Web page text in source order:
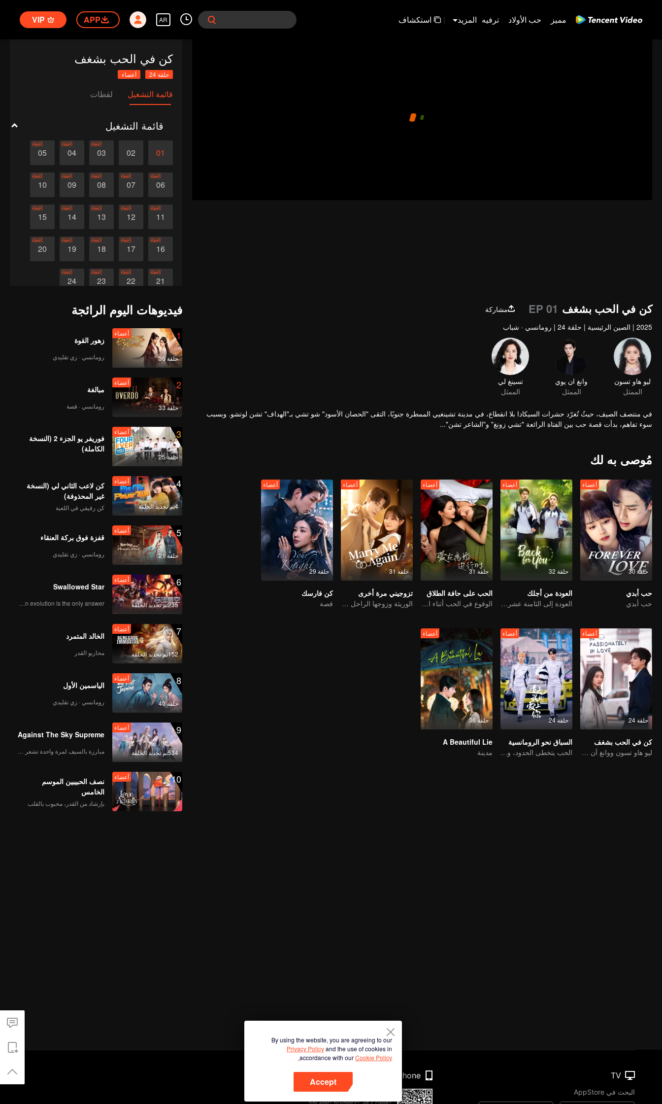
مميز حب الأولاد ترفيه المزيد | استكشاف AR
APP
VIP
كن في الحب بشغف
حلقة 24 أعضاء
قائمة التشغيل لقطات
قائمة التشغيل
01
02
03
أعضاء
04
أعضاء
05
أعضاء
06
أعضاء
07
أعضاء
08
أعضاء
09
أعضاء
10
أعضاء
11
أعضاء
12
أعضاء
13
أعضاء
14
أعضاء
15
أعضاء
16
أعضاء
17
أعضاء
18
أعضاء
19
أعضاء
20
أعضاء
21
أعضاء
22
أعضاء
23
أعضاء
24
أعضاء
كن في الحب بشغف EP 01
مشاركة
2025
| الصين الرئيسية | حلقة 24 | رومانسي · شباب
ليو هاو تسون
الممثل
وانغ ان يوي
الممثل
تسينغ لي
الممثل
في منتصف الصيف، حيثُ تُغرّد حشرات السيكادا بلا انقطاع، في مدينة تشينغيي الممطرة جنوبًا، التقى "الحصان الأسود" شو تشي بـ"الهداف" تشن لوتشو. وبسبب
سوء تفاهم، بدأت قصة حب بين الفتاة الرائعة "تشي زونغ" و"الشاعر تشن"...
مُوصى به لك
حلقة 30
أعضاء
حب أبدي
حب أبدي
حلقة 32
أعضاء
العودة من أجلك
العودة إلى الثامنة عشر، لإنقاذ ضوء قمره الأبيض
حلقة 31
أعضاء
الحب على حافة الطلاق
الوقوع في الحب أثناء الطلاق
حلقة 31
أعضاء
تزوجيني مرة أخرى
الوريثة وزوجها الراحل المزدوج
حلقة 29
أعضاء
كن فارسك
قصة
حلقة 24
أعضاء
كن في الحب بشغف
ليو هاو تسون ووانغ آن يوي يمثلان حبًا نقيًا للشباب
حلقة 24
أعضاء
السباق نحو الرومانسية
الحب يتخطى الحدود، والمجد متحد كشركاء
حلقة 36
أعضاء
A Beautiful Lie
مدينة
فيديوهات اليوم الرائجة
1
حلقة 36
أعضاء
زهور القوة
رومانسي · زي تقليدي
2
حلقة 33
أعضاء
مبالغة
رومانسي · قصة
3
حلقة 25
أعضاء
فوريفر يو الجزء 2 (النسخة
الكاملة)
4
4تم تجديد الحلقة
أعضاء
كن لاعب الثاني لي (النسخة
غير المحذوفة)
كن رفيقي في اللعبة
5
حلقة 21
أعضاء
قفزة فوق بركة العنقاء
رومانسي · زي تقليدي
6
235تم تجديد الحلقة
أعضاء
Swallowed Star
Human evolution is the only answer.
7
152تم تجديد الحلقة
أعضاء
الخالد المتمرد
محاربو القدر
8
حلقة 40
أعضاء
الياسمين الأول
رومانسي · زي تقليدي
9
534تم تجديد الحلقة
أعضاء
Against The Sky Supreme
10 أعضاء
نصف الحبيبين الموسم
الخامس
بإرشاد من القدر، محبوب بالقلب
By using the website, you are agreeing to our
Privacy Policyand the use of cookies in
accordance with ourCookie Policy.
Accept
TV
البحث في AppStore
Phone
امسح رمز الاستجابة السريعة